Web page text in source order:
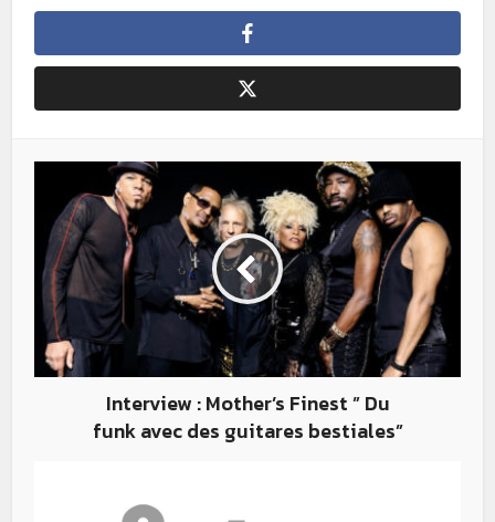
Interview : Mother’s Finest ” Du
funk avec des guitares bestiales”